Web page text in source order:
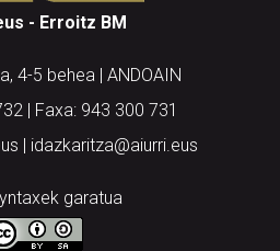
- Erroitz BM
4-5 behea | ANDOAIN
| Faxa: 943 300 731
| idazkaritza@aiurri.eus
garatua